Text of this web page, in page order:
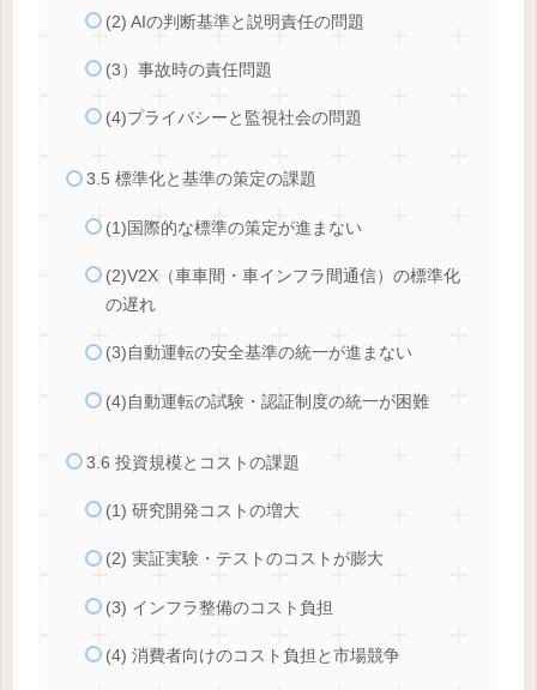
(2) AIの判断基準と説明責任の問題
(3）事故時の責任問題
(4)プライバシーと監視社会の問題
3.5 標準化と基準の策定の課題
(1)国際的な標準の策定が進まない
(2)V2X（車車間・車インフラ間通信）の標準化
の遅れ
(3)自動運転の安全基準の統一が進まない
(4)自動運転の試験・認証制度の統一が困難
3.6 投資規模とコストの課題
(1) 研究開発コストの増大
(2) 実証実験・テストのコストが膨大
(3) インフラ整備のコスト負担
(4) 消費者向けのコスト負担と市場競争